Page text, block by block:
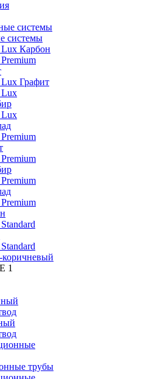
системы
Карбон
Графит
Lux
Lux
1
трубы